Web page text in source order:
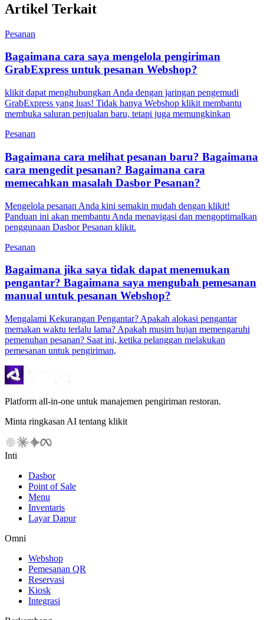
Artikel Terkait
Pesanan
Bagaimana cara saya mengelola pengiriman
GrabExpress untuk pesanan Webshop?
klikit dapat menghubungkan Anda dengan jaringan pengemudi
GrabExpress yang luas! Tidak hanya Webshop klikit membantu
membuka saluran penjualan baru, tetapi juga memungkinkan
Pesanan
Bagaimana cara melihat pesanan baru? Bagaimana
cara mengedit pesanan? Bagaimana cara
memecahkan masalah Dasbor Pesanan?
Mengelola pesanan Anda kini semakin mudah dengan klikit!
Panduan ini akan membantu Anda menavigasi dan mengoptimalkan
penggunaan Dasbor Pesanan klikit.
Pesanan
Bagaimana jika saya tidak dapat menemukan
pengantar? Bagaimana saya mengubah pemesanan
manual untuk pesanan Webshop?
Mengalami Kekurangan Pengantar? Apakah alokasi pengantar
memakan waktu terlalu lama? Apakah musim hujan memengaruhi
pemenuhan pesanan? Saat ini, ketika pelanggan melakukan
pemesanan untuk pengiriman,
Platform all-in-one untuk manajemen pengiriman restoran.
Minta ringkasan AI tentang klikit
Inti
Dasbor
Point of Sale
Menu
Inventaris
Layar Dapur
Omni
Webshop
Pemesanan QR
Reservasi
Kiosk
Integrasi